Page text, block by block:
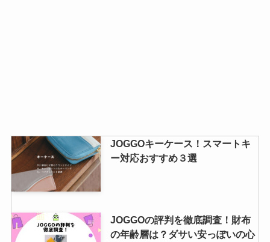
JOGGOキーケース！スマートキ
ー対応おすすめ３選
JOGGOの評判を徹底調査！財布
の年齢層は？ダサい安っぽいの心